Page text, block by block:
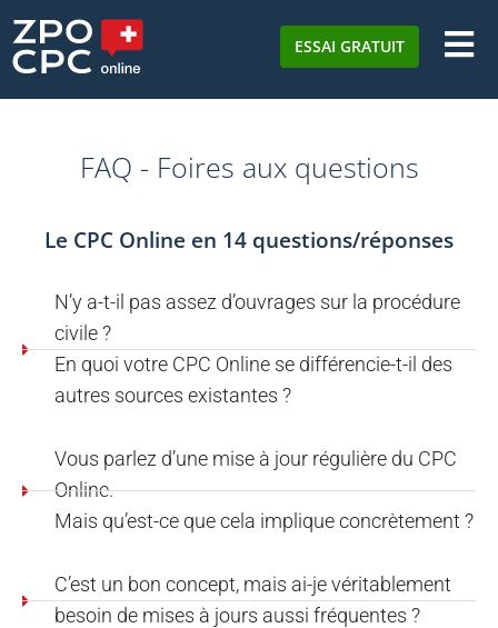
ESSAI GRATUIT
FAQ - Foires aux questions
Le CPC Online en 14 questions/réponses
N’y a-t-il pas assez d’ouvrages sur la procédure
civile ?
En quoi votre CPC Online se différencie-t-il des
autres sources existantes ?
Vous parlez d’une mise à jour régulière du CPC
Online.
Mais qu’est-ce que cela implique concrètement ?
C’est un bon concept, mais ai-je véritablement
besoin de mises à jours aussi fréquentes ?